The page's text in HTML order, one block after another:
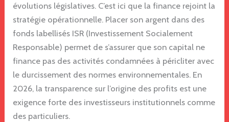
évolutions législatives. C’est ici que la finance rejoint la
stratégie opérationnelle. Placer son argent dans des
fonds labellisés ISR (Investissement Socialement
Responsable) permet de s’assurer que son capital ne
finance pas des activités condamnées à péricliter avec
le durcissement des normes environnementales. En
2026, la transparence sur l’origine des profits est une
exigence forte des investisseurs institutionnels comme
des particuliers.